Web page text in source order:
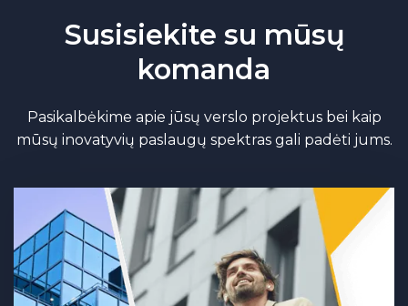
Susisiekite su mūsų
komanda
Pasikalbėkime apie jūsų verslo projektus bei kaip
mūsų inovatyvių paslaugų spektras gali padėti jums.